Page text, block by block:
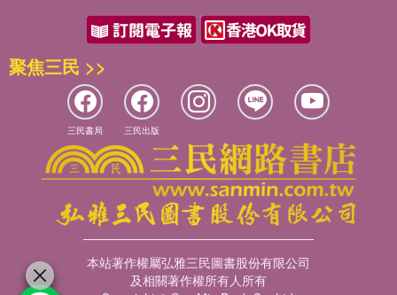
聚焦三民 >>
三民書局 三民出版
本站著作權屬弘雅三民圖書股份有限公司
及相關著作權所有人所有